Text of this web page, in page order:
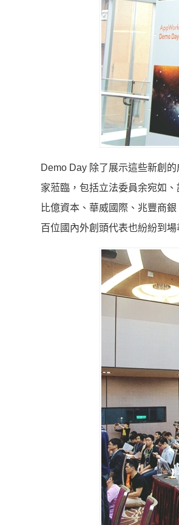
Demo Day 除了展示這些新創
家蒞臨，包括立法委員余宛如
比億資本、華威國際、兆豐商
百位國內外創頭代表也紛紛到場